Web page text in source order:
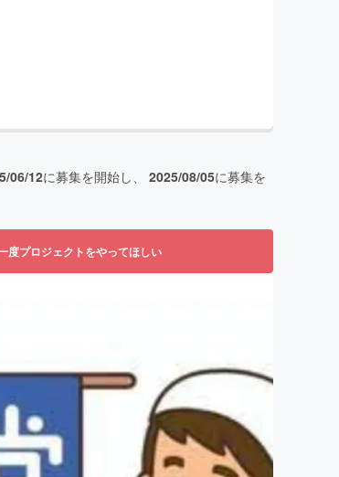
06/12に募集を開始し、 2025/08/05に募集を
度プロジェクトをやってほしい